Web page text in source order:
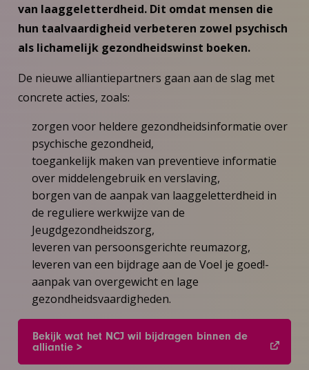
van laaggeletterdheid. Dit omdat mensen die
hun taalvaardigheid verbeteren zowel psychisch
als lichamelijk gezondheidswinst boeken.
De nieuwe alliantiepartners gaan aan de slag met
concrete acties, zoals:
zorgen voor heldere gezondheidsinformatie over
psychische gezondheid,
toegankelijk maken van preventieve informatie
over middelengebruik en verslaving,
borgen van de aanpak van laaggeletterdheid in
de reguliere werkwijze van de
Jeugdgezondheidszorg,
leveren van persoonsgerichte reumazorg,
leveren van een bijdrage aan de Voel je goed!-
aanpak van overgewicht en lage
gezondheidsvaardigheden.
Bekijk wat het NCJ wil bijdragen binnen de
alliantie >